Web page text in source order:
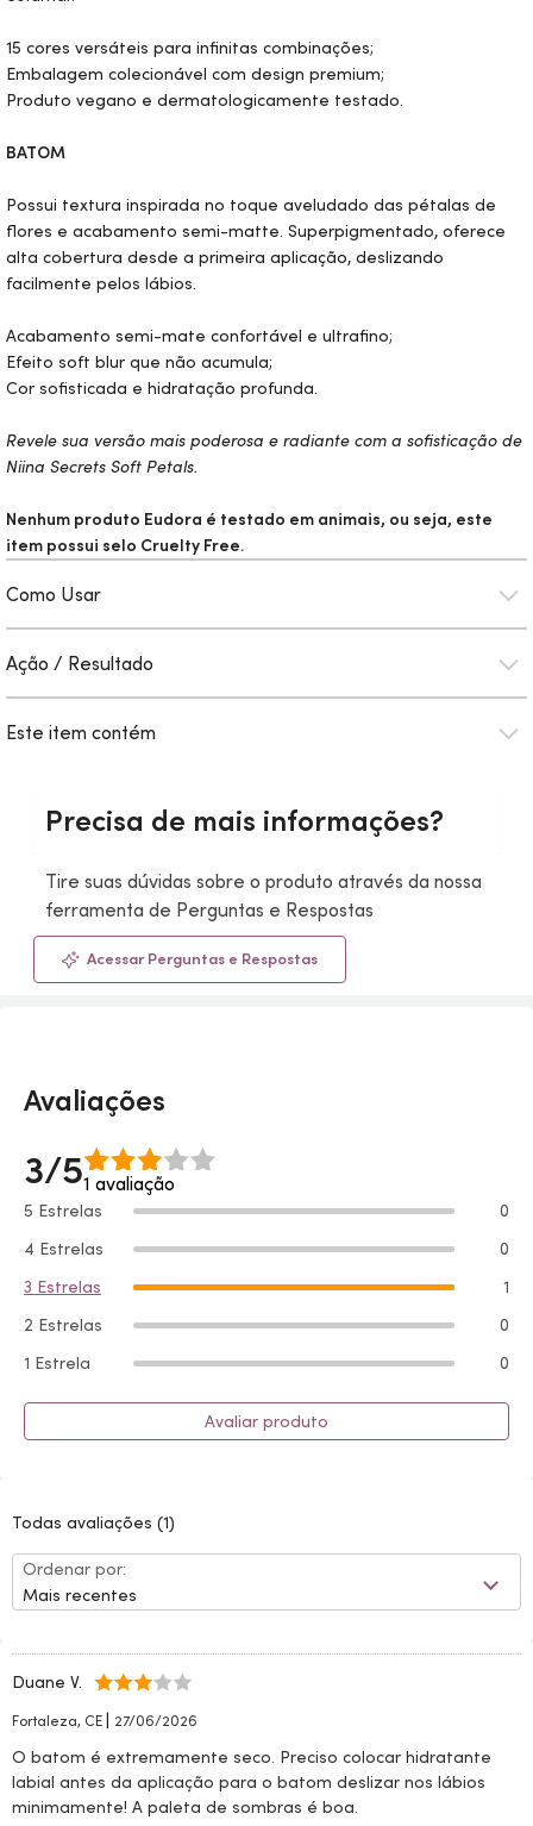
15 cores versáteis para infinitas combinações;
Embalagem colecionável com design premium;
Produto vegano e dermatologicamente testado.
BATOM
Possui textura inspirada no toque aveludado das pétalas de
flores e acabamento semi-matte. Superpigmentado, oferece
alta cobertura desde a primeira aplicação, deslizando
facilmente pelos lábios.
Acabamento semi-mate confortável e ultrafino;
Efeito soft blur que não acumula;
Cor sofisticada e hidratação profunda.
Revele sua versão mais poderosa e radiante com a sofisticação de
Niina Secrets Soft Petals.
Nenhum produto Eudora é testado em animais, ou seja, este
item possui selo Cruelty Free.
Como Usar
Ação / Resultado
Este item contém
Precisa de mais informações?
Tire suas dúvidas sobre o produto através da nossa
ferramenta de Perguntas e Respostas
Acessar Perguntas e Respostas
Avaliações
3/51 avaliação
5 Estrelas
0
4 Estrelas
0
3 Estrelas
1
2 Estrelas
0
1 Estrela
0
Avaliar produto
Todas avaliações (1)
Ordenar por:
Mais recentes
Duane V.
Fortaleza, CE | 27/06/2026
O batom é extremamente seco. Preciso colocar hidratante
labial antes da aplicação para o batom deslizar nos lábios
minimamente! A paleta de sombras é boa.